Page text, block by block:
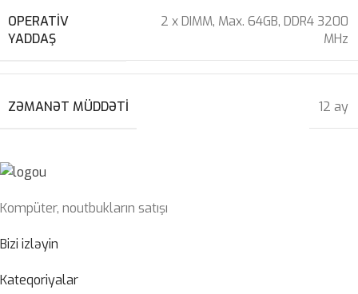
OPERATIV
YADDAŞ
2 x DIMM, Max. 64GB, DDR4 3200
MHz
ZƏMANƏT MÜDDƏTI 12 ay
Kompüter, noutbukların satışı
Bizi izləyin
Kateqoriyalar